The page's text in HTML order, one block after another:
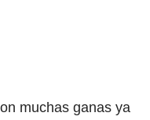
muchas ganas ya